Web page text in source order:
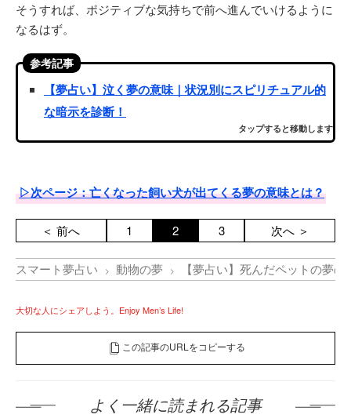
そうすれば、ポジティブな気持ちで前へ進んでいけるように
なるはず。
参考記事
【夢占い】泣く夢の意味｜状況別にスピリチュアル的
な暗示を診断！
タップすると移動します
▷次ページ：亡くなった飼い犬が出てくる夢の意味とは？
＜ 前へ 1 2 3 次へ ＞
スマート夢占い 動物の夢 【夢占い】死んだペットの夢
大切な人にシェアしよう。Enjoy Men’s Life!
この記事のURLをコピーする
よく一緒に読まれる記事